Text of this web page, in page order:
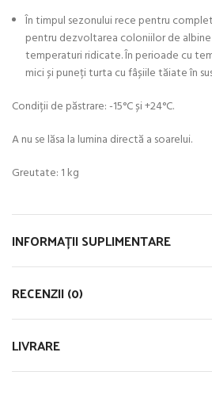
În timpul sezonului rece pentru
pentru dezvoltarea coloniilor de
temperaturi ridicate. În perioade cu
mici și puneți turta cu fâșiile tăiate în
Condiții de păstrare: -15°C și +24°C.
A nu se lăsa la lumina directă a soarelui.
Greutate: 1 kg
INFORMAȚII SUPLIMENTARE
RECENZII (0)
LIVRARE